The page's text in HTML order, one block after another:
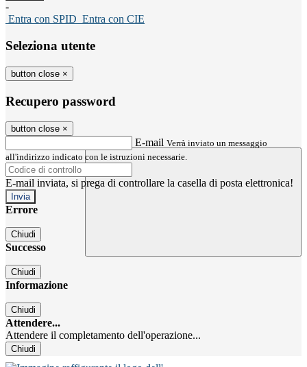
-
Entra con SPID Entra con CIE
Seleziona utente
button close ×
Recupero password
button close ×
E-mail Verrà inviato un messaggio
all'indirizzo indicato con le istruzioni necessarie.
E-mail inviata, si prega di controllare la casella di posta elettronica!
Errore
Chiudi
Successo
Chiudi
Informazione
Chiudi
Attendere...
Attendere il completamento dell'operazione...
Chiudi